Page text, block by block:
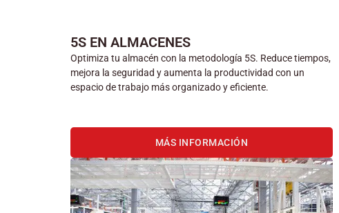
5S EN ALMACENES
Optimiza tu almacén con la metodología 5S. Reduce tiempos,
mejora la seguridad y aumenta la productividad con un
espacio de trabajo más organizado y eficiente.
MÁS INFORMACIÓN